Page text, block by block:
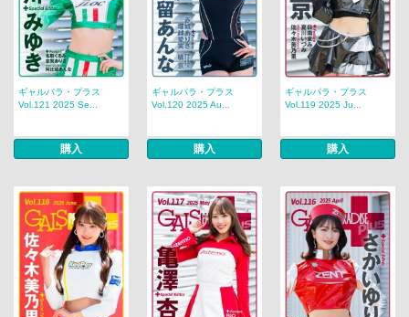
ギャルパラ・プラス
Vol.121 2025 Se...
購入
ギャルパラ・プラス
Vol.120 2025 Au...
購入
ギャルパラ・プラス
Vol.119 2025 Ju...
購入